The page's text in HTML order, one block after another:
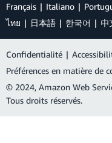
Français
Italiano
ไทย
日本語 한국어 中
Confidentialité |
Préférences en matière de
© 2024, Amazon Web
Tous droits réservés.